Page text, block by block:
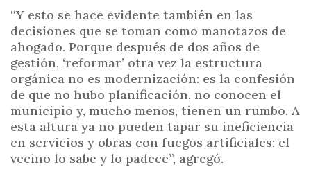
“Y esto se hace evidente también en las
decisiones que se toman como manotazos de
ahogado. Porque después de dos años de
gestión, ‘reformar’ otra vez la estructura
orgánica no es modernización: es la confesión
de que no hubo planificación, no conocen el
municipio y, mucho menos, tienen un rumbo. A
esta altura ya no pueden tapar su ineficiencia
en servicios y obras con fuegos artificiales: el
vecino lo sabe y lo padece”, agregó.